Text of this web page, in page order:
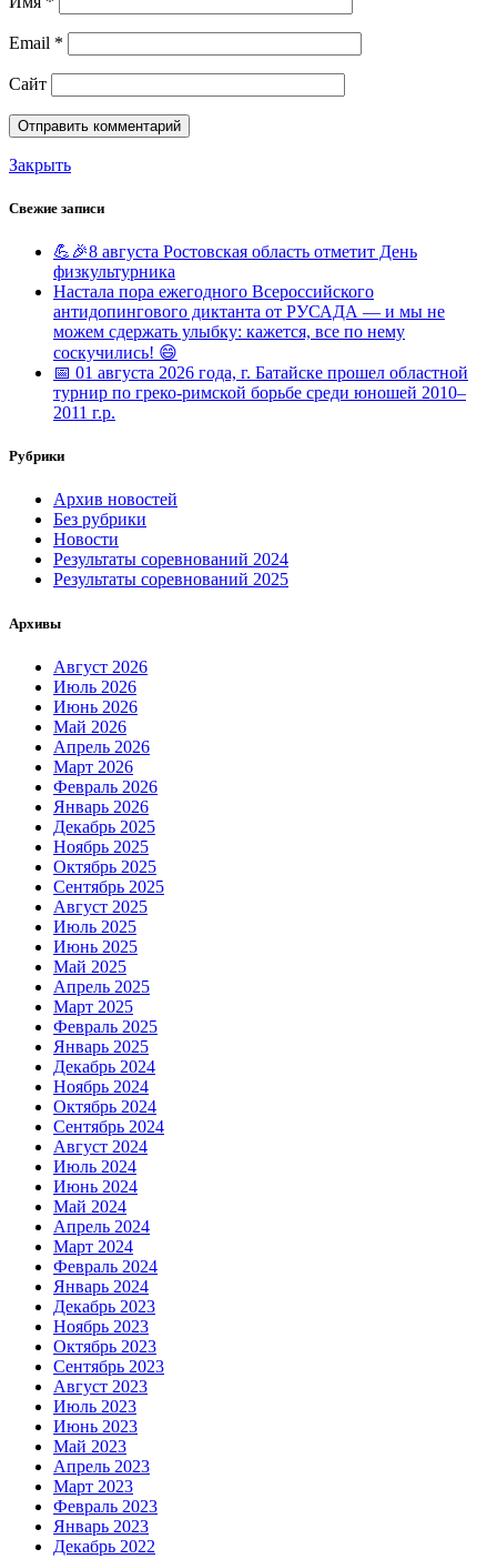
Email *
Сайт
Закрыть
Свежие записи
💪🎉8 августа Ростовская область отметит День
физкультурника
Настала пора ежегодного Всероссийского
антидопингового диктанта от РУСАДА — и мы не
можем сдержать улыбку: кажется, все по нему
соскучились! 😄
📅 01 августа 2026 года, г. Батайске прошел областной
турнир по греко-римской борьбе среди юношей 2010–
2011 г.р.
Рубрики
Архив новостей
Без рубрики
Новости
Результаты соревнований 2024
Результаты соревнований 2025
Архивы
Август 2026
Июль 2026
Июнь 2026
Май 2026
Апрель 2026
Март 2026
Февраль 2026
Январь 2026
Декабрь 2025
Ноябрь 2025
Октябрь 2025
Сентябрь 2025
Август 2025
Июль 2025
Июнь 2025
Май 2025
Апрель 2025
Март 2025
Февраль 2025
Январь 2025
Декабрь 2024
Ноябрь 2024
Октябрь 2024
Сентябрь 2024
Август 2024
Июль 2024
Июнь 2024
Май 2024
Апрель 2024
Март 2024
Февраль 2024
Январь 2024
Декабрь 2023
Ноябрь 2023
Октябрь 2023
Сентябрь 2023
Август 2023
Июль 2023
Июнь 2023
Май 2023
Апрель 2023
Март 2023
Февраль 2023
Январь 2023
Декабрь 2022